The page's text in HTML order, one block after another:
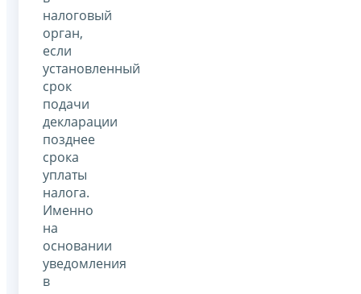
налоговый
орган,
если
установленный
срок
подачи
декларации
позднее
срока
уплаты
налога.
Именно
на
основании
уведомления
в